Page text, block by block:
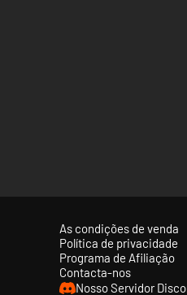
As condições de venda
Política de privacidade
Programa de Afiliação
Contacta-nos
Nosso Servidor